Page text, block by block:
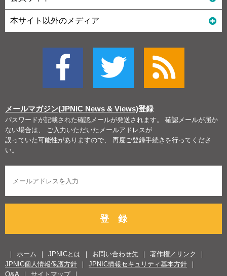
本サイト以外のメディア
メールマガジン(JPNIC News & Views)登録
パスワードが記載された確認メールが発送されます。 確認メールが届か
ない場合は、 ご入力いただいたメールアドレスが
誤っていた可能性がありますので、 再度ご登録手続きを行ってくださ
い。
登 録
ホーム JPNICとは お問い合わせ先
著作権／リンク
JPNIC個人情報保護方針
JPNIC情報セキュリティ基本方針
Q&A
サイトマップ